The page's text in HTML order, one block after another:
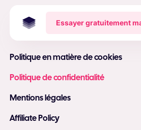
Essayer gratuitement
Politique en matière de cookies
Politique de confidentialité
Mentions légales
Affiliate Policy